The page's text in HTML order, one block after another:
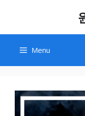
content
Menu